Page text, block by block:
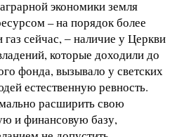
экономики земля
– на порядок более
сейчас, ‒ наличие у Церкви
которые доходили до
фонда, вызывало у светских
естественную ревность.
расширить свою
и финансовую базу,